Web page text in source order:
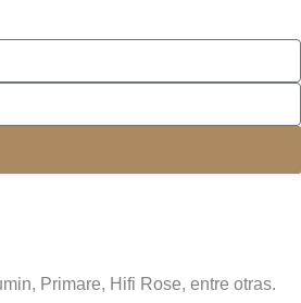
Primare, Hifi Rose, entre otras.